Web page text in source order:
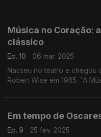
Música no Coração:
clássico
Ep. 10
06 mar. 2025
Nacseu no teatro e chegou
Robert Wise em 1965. "A
Em tempo de
Ep. 9
25 fev. 2025